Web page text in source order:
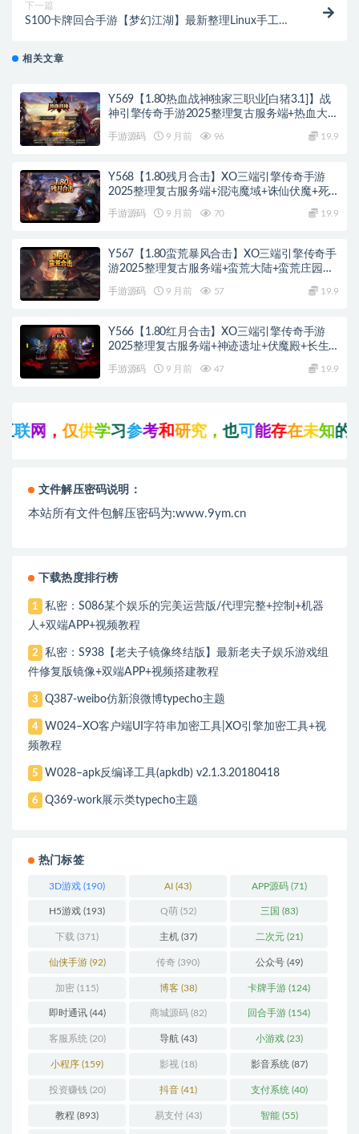
下一篇
S100卡牌回合手游【梦幻江湖】最新整理Linux手工服
相关文章
Y569【1.80热血战神独家三职业[白猪3.1]】战
神引擎传奇手游2025整理复古服务端+热血大陆
手游源码 9 月前 96 19.9
Y568【1.80残月合击】XO三端引擎传奇手游
2025整理复古服务端+混沌魔域+诛仙伏魔+死
手游源码 9 月前 70 19.9
Y567【1.80蛮荒暴风合击】XO三端引擎传奇手
游2025整理复古服务端+蛮荒大陆+蛮荒庄园
手游源码 9 月前 57 19.9
Y566【1.80红月合击】XO三端引擎传奇手游
2025整理复古服务端+神迹遗址+伏魔殿+长生
手游源码 9 月前 47 19.9
网，仅 供学习参考和研究，也 可能存在未知的BUG
文件解压密码说明：
本站所有文件包解压密码为:www.9ym.cn
下载热度排行榜
1
私密：S086某个娱乐的完美运营版/代理完整+控制+机器
人+双端APP+视频教程
2
私密：S938【老夫子镜像终结版】最新老夫子娱乐游戏组
件修复版镜像+双端APP+视频搭建教程
3 Q387-weibo仿新浪微博typecho主题
4
W024–XO客户端UI字符串加密工具|XO引擎加密工具+视
频教程
5 W028–apk反编译工具(apkdb) v2.1.3.20180418
6 Q369-work展示类typecho主题
热门标签
3D游戏 (190) AI (43) APP源码(71)
H5游戏 (193) Q萌 (52) 三国 (83)
下载 (371) 主机(37) 二次元(21)
仙侠手游(92) 传奇 (390) 公众号(49)
加密 (115) 博客(38) 卡牌手游 (124)
即时通讯(44) 商城源码(82) 回合手游 (154)
客服系统 (20) 导航(43) 小游戏(23)
小程序 (159) 影视(18) 影音系统 (87)
投资赚钱 (20) 抖音(41) 支付系统 (40)
教程 (893) 易支付(43) 智能(55)